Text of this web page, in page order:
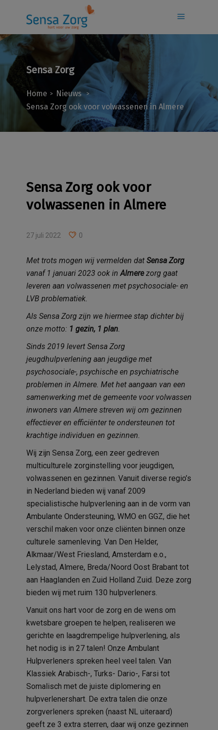
Sensa Zorg
Home > Nieuws >
Sensa Zorg ook voor volwassenen in Almere
Sensa Zorg ook voor
volwassenen in Almere
27 juli 2022 0
Met trots mogen wij vermelden dat Sensa Zorg
vanaf 1 januari 2023 ook inAlmerezorg gaat
leveren aan volwassenen met psychosociale- en
LVB problematiek.
Als Sensa Zorg zijn we hiermee stap dichter bij
onze motto: 1 gezin, 1 plan.
Sinds 2019 levert Sensa Zorg
jeugdhulpverlening aan jeugdige met
psychosociale-, psychische en psychiatrische
problemen in Almere. Met het aangaan van een
samenwerking met de gemeente voor volwassen
inwoners van Almere streven wij om gezinnen
effectiever en efficiënter te ondersteunen tot
krachtige individuen en gezinnen.
Wij zijn Sensa Zorg, een zeer gedreven
multiculturele zorginstelling voor jeugdigen,
volwassenen en gezinnen. Vanuit diverse regio’s
in Nederland bieden wij vanaf 2009
specialistische hulpverlening aan in de vorm van
Ambulante Ondersteuning, WMO en GGZ, die het
verschil maken voor onze cliënten binnen onze
culturele samenleving. Van Den Helder,
Alkmaar/West Friesland, Amsterdam e.o.,
Lelystad, Almere, Breda/Noord Oost Brabant tot
aan Haaglanden en Zuid Holland Zuid. Deze zorg
bieden wij met ruim 130 hulpverleners.
Vanuit ons hart voor de zorg en de wens om
kwetsbare groepen te helpen, realiseren we
gerichte en laagdrempelige hulpverlening, als
het nodig is in 27 talen! Onze Ambulant
Hulpverleners spreken heel veel talen. Van
Klassiek Arabisch-, Turks- Dario-, Farsi tot
Somalisch met de juiste diplomering en
hulpverlenershart. De extra talen die onze
zorgverleners spreken (naast NL uiteraard)
geeft ze 3 extra sterren, daar wij onze gezinnen